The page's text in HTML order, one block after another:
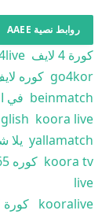
روابط نصية AAEE
كورة 4 لايف
go4kor كوره
beinmatch في
koora live
yallamatch يلا
koora tv كوره 365
live
kooralive كورة